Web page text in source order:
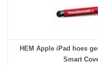
HEM Apple iPad hoes
Smart